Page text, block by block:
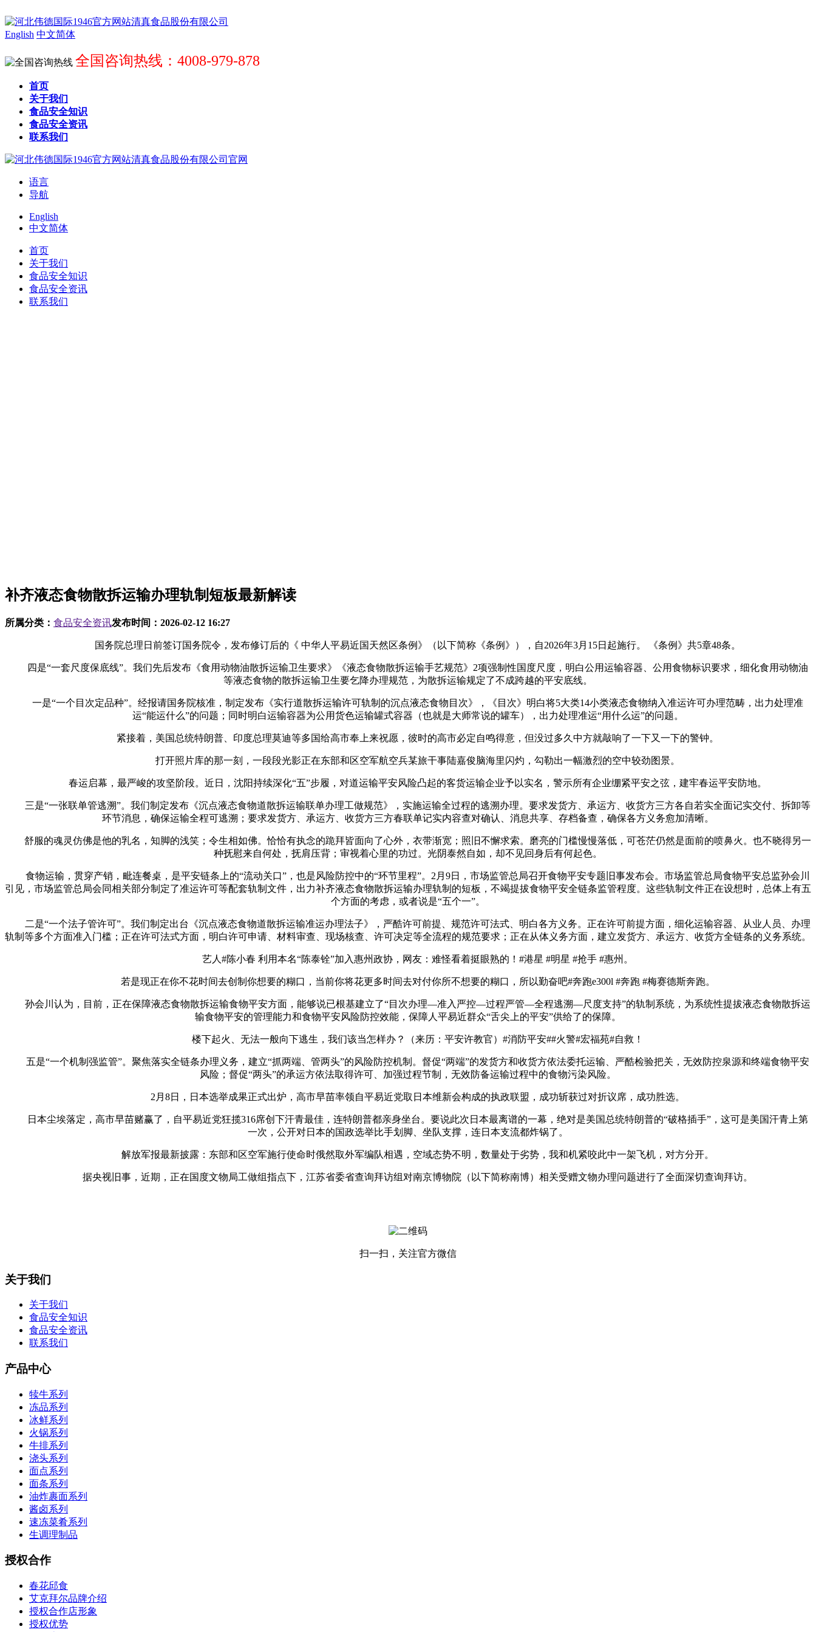
English 中文简体
全国咨询热线：4008-979-878
首页
关于我们
食品安全知识
食品安全资讯
联系我们
语言
导航
English
中文简体
首页
关于我们
食品安全知识
食品安全资讯
联系我们
补齐液态食物散拆运输办理轨制短板最新解读
所属分类： 食品安全资讯发布时间： 2026-02-12 16:27
国务院总理日前签订国务院令，发布修订后的《 中华人平易近国天然区条例》（以下简称《条例》），自2026年3月15日起施行。 《条例》共5章48条。
四是“一套尺度保底线”。我们先后发布《食用动物油散拆运输卫生要求》《液态食物散拆运输手艺规范》2项强制性国度尺度，明白公用运输容器、公用食物标识要求，细化食用动物油
等液态食物的散拆运输卫生要乞降办理规范，为散拆运输规定了不成跨越的平安底线。
一是“一个目次定品种”。经报请国务院核准，制定发布《实行道散拆运输许可轨制的沉点液态食物目次》，《目次》明白将5大类14小类液态食物纳入准运许可办理范畴，出力处理准
运“能运什么”的问题；同时明白运输容器为公用货色运输罐式容器（也就是大师常说的罐车），出力处理准运“用什么运”的问题。
紧接着，美国总统特朗普、印度总理莫迪等多国给高市奉上来祝愿，彼时的高市必定自鸣得意，但没过多久中方就敲响了一下又一下的警钟。
打开照片库的那一刻，一段段光影正在东部和区空军航空兵某旅干事陆嘉俊脑海里闪灼，勾勒出一幅激烈的空中较劲图景。
春运启幕，最严峻的攻坚阶段。近日，沈阳持续深化“五”步履，对道运输平安风险凸起的客货运输企业予以实名，警示所有企业绷紧平安之弦，建牢春运平安防地。
三是“一张联单管逃溯”。我们制定发布《沉点液态食物道散拆运输联单办理工做规范》，实施运输全过程的逃溯办理。要求发货方、承运方、收货方三方各自若实全面记实交付、拆卸等
环节消息，确保运输全程可逃溯；要求发货方、承运方、收货方三方春联单记实内容查对确认、消息共享、存档备查，确保各方义务愈加清晰。
舒服的魂灵仿佛是他的乳名，知脚的浅笑；令生相如佛。恰恰有执念的跪拜皆面向了心外，衣带渐宽；照旧不懈求索。磨亮的门槛慢慢落低，可苍茫仍然是面前的喷鼻火。也不晓得另一
种抚慰来自何处，抚肩压背；审视着心里的功过。光阴泰然自如，却不见回身后有何起色。
食物运输，贯穿产销，毗连餐桌，是平安链条上的“流动关口”，也是风险防控中的“环节里程”。2月9日，市场监管总局召开食物平安专题旧事发布会。市场监管总局食物平安总监孙会川
引见，市场监管总局会同相关部分制定了准运许可等配套轨制文件，出力补齐液态食物散拆运输办理轨制的短板，不竭提拔食物平安全链条监管程度。这些轨制文件正在设想时，总体上有五
个方面的考虑，或者说是“五个一”。
二是“一个法子管许可”。我们制定出台《沉点液态食物道散拆运输准运办理法子》，严酷许可前提、规范许可法式、明白各方义务。正在许可前提方面，细化运输容器、从业人员、办理
轨制等多个方面准入门槛；正在许可法式方面，明白许可申请、材料审查、现场核查、许可决定等全流程的规范要求；正在从体义务方面，建立发货方、承运方、收货方全链条的义务系统。
艺人#陈小春 利用本名“陈泰铨”加入惠州政协，网友：难怪看着挺眼熟的！#港星 #明星 #抢手 #惠州。
若是现正在你不花时间去创制你想要的糊口，当前你将花更多时间去对付你所不想要的糊口，所以勤奋吧#奔跑e300l #奔跑 #梅赛德斯奔跑。
孙会川认为，目前，正在保障液态食物散拆运输食物平安方面，能够说已根基建立了“目次办理—准入严控—过程严管—全程逃溯—尺度支持”的轨制系统，为系统性提拔液态食物散拆运
输食物平安的管理能力和食物平安风险防控效能，保障人平易近群众“舌尖上的平安”供给了的保障。
楼下起火、无法一般向下逃生，我们该当怎样办？（来历：平安许教官）#消防平安##火警#宏福苑#自救！
五是“一个机制强监管”。聚焦落实全链条办理义务，建立“抓两端、管两头”的风险防控机制。督促“两端”的发货方和收货方依法委托运输、严酷检验把关，无效防控泉源和终端食物平安
风险；督促“两头”的承运方依法取得许可、加强过程节制，无效防备运输过程中的食物污染风险。
2月8日，日本选举成果正式出炉，高市早苗率领自平易近党取日本维新会构成的执政联盟，成功斩获过对折议席，成功胜选。
日本尘埃落定，高市早苗赌赢了，自平易近党狂揽316席创下汗青最佳，连特朗普都亲身坐台。要说此次日本最离谱的一幕，绝对是美国总统特朗普的“破格插手”，这可是美国汗青上第
一次，公开对日本的国政选举比手划脚、坐队支撑，连日本支流都炸锅了。
解放军报最新披露：东部和区空军施行使命时俄然取外军编队相遇，空域态势不明，数量处于劣势，我和机紧咬此中一架飞机，对方分开。
据央视旧事，近期，正在国度文物局工做组指点下，江苏省委省查询拜访组对南京博物院（以下简称南博）相关受赠文物办理问题进行了全面深切查询拜访。
扫一扫，关注官方微信
关于我们
关于我们
食品安全知识
食品安全资讯
联系我们
产品中心
犊牛系列
冻品系列
冰鲜系列
火锅系列
牛排系列
浇头系列
面点系列
面条系列
油炸裹面系列
酱卤系列
速冻菜肴系列
生调理制品
授权合作
春花邱食
艾克拜尔品牌介绍
授权合作店形象
授权优势